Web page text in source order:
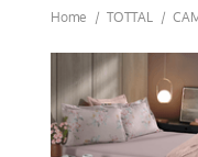
TOTTAL